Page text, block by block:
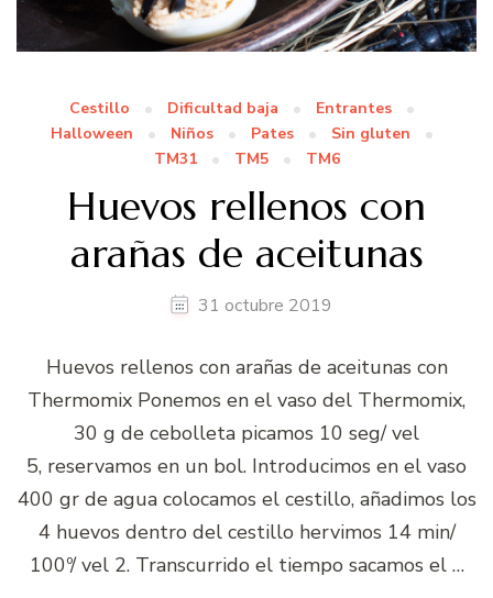
Cestillo Dificultad baja
Entrantes
Halloween
Niños Pates
Sin gluten
TM31
TM5 TM6
Huevos rellenos con
arañas de aceitunas
31 octubre 2019
Huevos rellenos con arañas de aceitunas con
Thermomix Ponemos en el vaso del Thermomix,
30 g de cebolleta picamos 10 seg/ vel
5, reservamos en un bol. Introducimos en el vaso
400 gr de agua colocamos el cestillo, añadimos los
4 huevos dentro del cestillo hervimos 14 min/
100º/ vel 2. Transcurrido el tiempo sacamos el …